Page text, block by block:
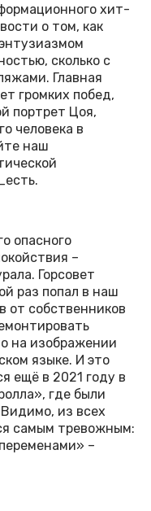
хит-
о том, как
сколько с
Главная
громких побед,
портрет Цоя,
человека в
наш
опасного
–
Горсовет
раз попал в наш
от собственников
на изображении
языке. И это
ещё в 2021 году в
где были
из всех
самым тревожным:
–